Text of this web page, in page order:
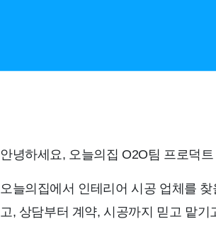
안녕하세요, 오늘의집 O2O팀 프로덕
오늘의집에서 인테리어 시공 업체를
고, 상담부터 계약, 시공까지 믿고 맡